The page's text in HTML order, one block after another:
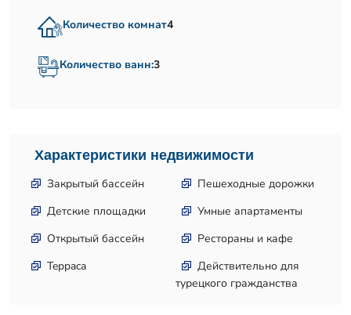
Количество комнат4
Количество ванн:3
Характеристики недвижимости
Закрытый бассейн
Пешеходные дорожки
Детские площадки
Умные апартаменты
Открытый бассейн
Рестораны и кафе
Teppaca
Действительно для
турецкого гражданства